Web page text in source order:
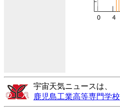
宇宙天気ニュースは、
鹿児島工業高等専門学校